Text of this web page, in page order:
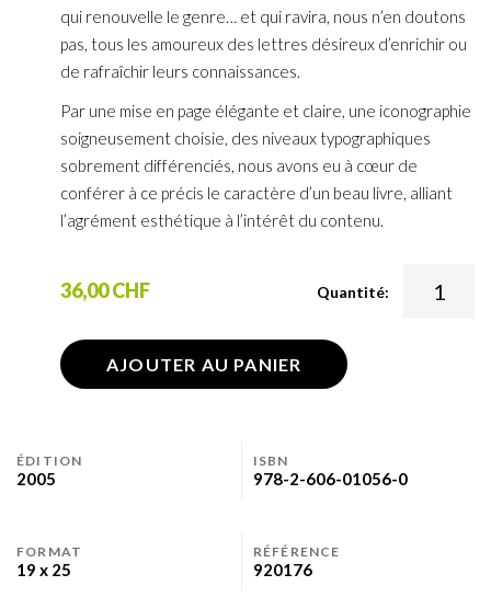
qui renouvelle le genre… et qui ravira, nous n’en doutons
pas, tous les amoureux des lettres désireux d’enrichir ou
de rafraîchir leurs connaissances.
Par une mise en page élégante et claire, une iconographie
soigneusement choisie, des niveaux typographiques
sobrement différenciés, nous avons eu à cœur de
conférer à ce précis le caractère d’un beau livre, alliant
l’agrément esthétique à l’intérêt du contenu.
36,00 CHF Quantité:
AJOUTER AU PANIER
ÉDITION
2005
ISBN
978-2-606-01056-0
FORMAT
19 x 25
RÉFÉRENCE
920176